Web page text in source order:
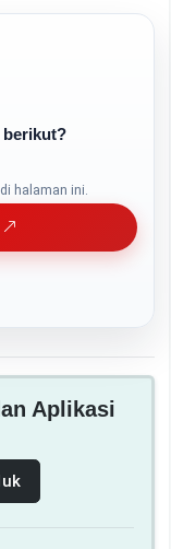
berikut?
halaman ini.
Aplikasi